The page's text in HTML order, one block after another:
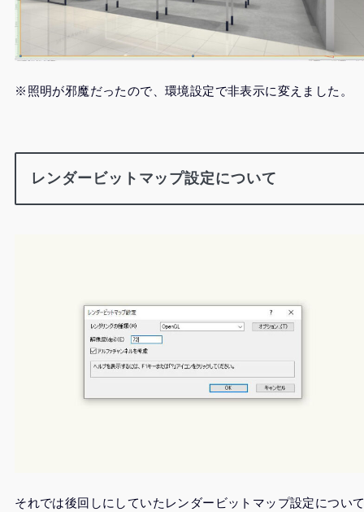
※照明が邪魔だったので、環境設定で非表示に変えました。
レンダービットマップ設定について
それでは後回しにしていたレンダービットマップ設定につい